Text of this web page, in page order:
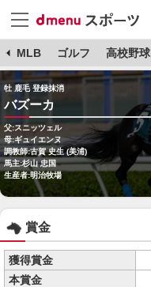
MLB ゴルフ 高校野球
牡 鹿毛 登録抹消
バズーカ
父:スニッツェル
母:ギュイエンヌ
調教師:古賀 史生 (美浦)
馬主:杉山 忠国
生産者:明治牧場
賞金
獲得賞金
本賞金